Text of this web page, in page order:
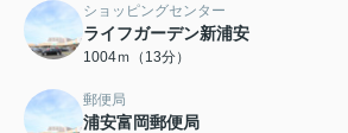
ショッピングセンター
ライフガーデン新浦安
1004ｍ（13分）
郵便局
浦安富岡郵便局